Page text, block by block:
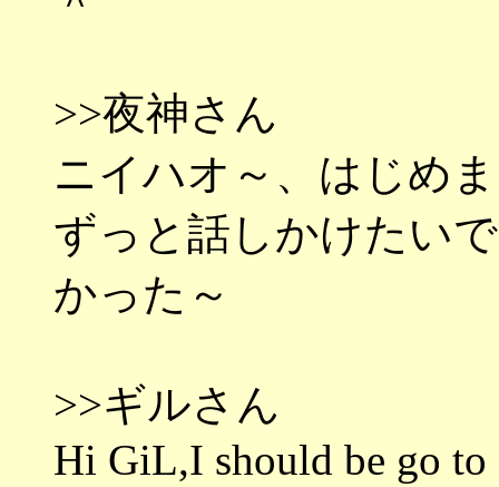
>>夜神さん
ニイハオ～、はじめ
ずっと話しかけたい
かった～
>>ギルさん
Hi GiL,I should be go to